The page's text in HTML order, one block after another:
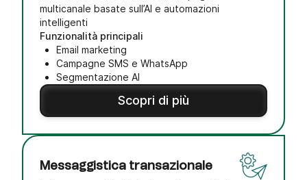
multicanale basate sull’AI e automazioni
intelligenti
Funzionalità principali
Email marketing
Campagne SMS e WhatsApp
Segmentazione AI
Scopri di più
Messaggistica transazionale